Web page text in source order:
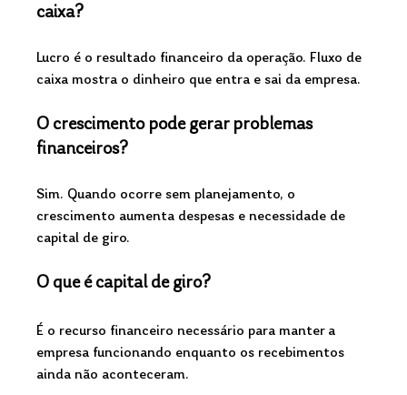
caixa?
Lucro é o resultado financeiro da operação. Fluxo de
caixa mostra o dinheiro que entra e sai da empresa.
O crescimento pode gerar problemas
financeiros?
Sim. Quando ocorre sem planejamento, o
crescimento aumenta despesas e necessidade de
capital de giro.
O que é capital de giro?
É o recurso financeiro necessário para manter a
empresa funcionando enquanto os recebimentos
ainda não aconteceram.